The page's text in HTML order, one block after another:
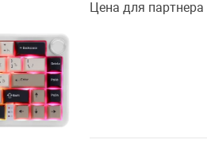
Цена для партнера